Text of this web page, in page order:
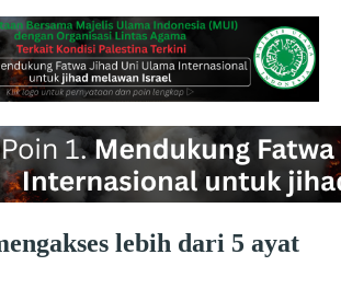
lebih dari 5 ayat